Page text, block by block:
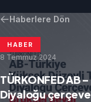
Haberlere Dön
HABER
8 Temmuz 2024
TÜRKONFED AB
Diyaloğu